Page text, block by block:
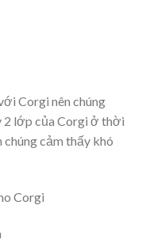
Corgi nên chúng
2 lớp của Corgi ở thời
cảm thấy khó
Corgi